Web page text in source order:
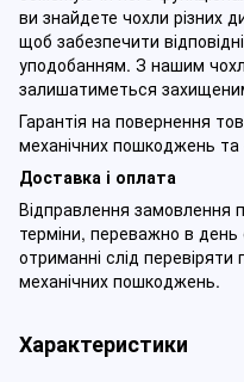
ви знайдете чохли різних
щоб забезпечити
уподобанням. З нашим
залишатиметься
Гарантія на повернення
механічних пошкоджень та
Доставка і оплата
Відправлення замовлення
терміни, переважно в
отриманні слід перевіряти
механічних пошкоджень.
Характеристики